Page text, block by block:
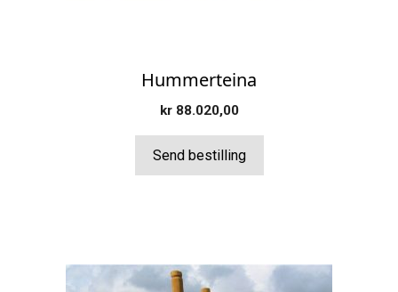
Hummerteina
kr88.020,00
Send bestilling